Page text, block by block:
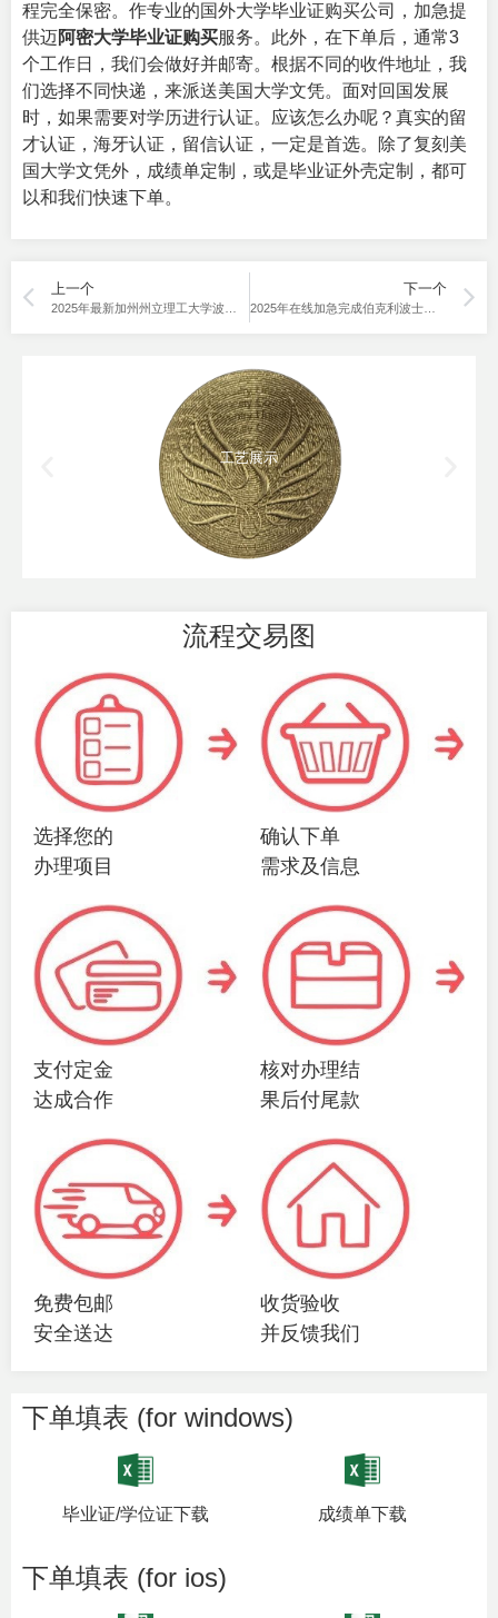
程完全保密。作专业的 国外大学毕业证购买公司，加急提
供迈 阿密大学毕业证购买服务。此外，在下单后，通常3
个工作日，我们会做好并邮寄。根据不同的收件地址，我
们选择不同快递，来派送美国大学文凭。面对回国发展
时，如果需要对学历进行认证。应该怎么办呢？真实的留
才认证，海牙认证，留信认证，一定是首选。除了复刻美
国大学文凭外，成绩单定制，或是毕业证外壳定制，都可
以和我们快速下单。
上一个 下一个
2025年在线加急完成伯克利波士顿音乐学院毕业证购买
工艺展示
流程交易图
选择您的
办理项目
确认下单
需求及信息
支付定金
达成合作
核对办理结
果后付尾款
免费包邮
安全送达
收货验收
并反馈我们
下单填表 (for windows)
毕业证/学位证下载 成绩单下载
下单填表 (for ios)